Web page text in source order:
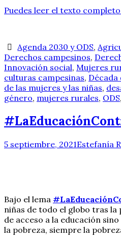
Puedes leer el texto
Agenda 2030 y ODS,
Derechos campesinos,
Innovación social, Mujeres
culturas campesinas, Década
de las mujeres y las niñas,
género, mujeres rurales, ODS,
5 septiembre, 2021Estefanía
Bajo el lema
niñas de todo el globo tras la
de acceso a la educación
la pobreza, siempre la